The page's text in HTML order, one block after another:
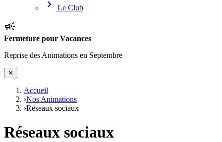
chevron_right Le Club
campaign
Fermeture pour Vacances
Reprise des Animations en Septembre
✕
Accueil
›Nos Animations
›Réseaux sociaux
Réseaux sociaux